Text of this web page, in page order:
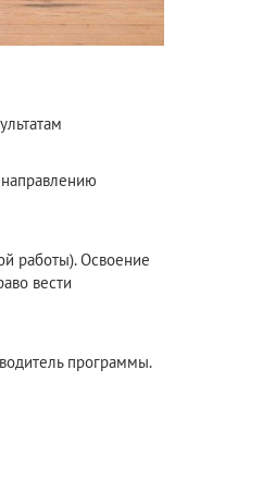
работы). Освоение
вести
программы.